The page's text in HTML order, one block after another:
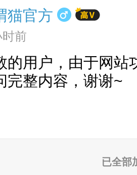
猫官方
时前
的用户，由于网站
完整内容，谢谢~
已全部